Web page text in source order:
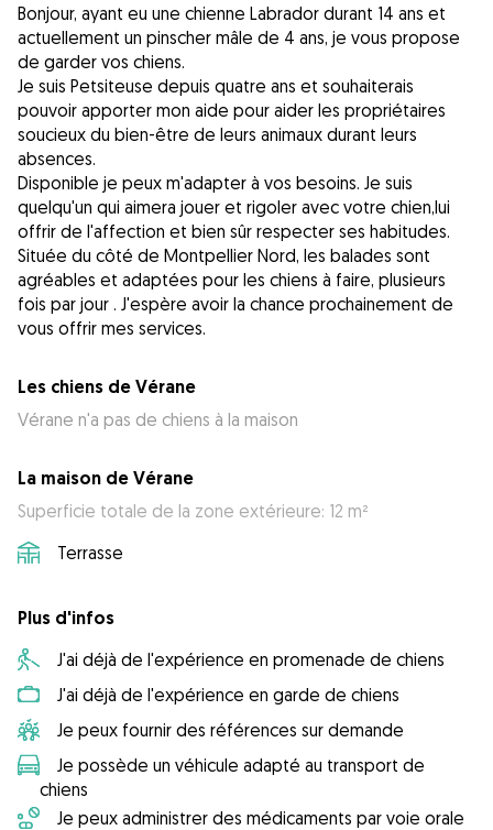
Bonjour, ayant eu une chienne Labrador durant 14 ans et
actuellement un pinscher mâle de 4 ans, je vous propose
de garder vos chiens.
Je suis Petsiteuse depuis quatre ans et souhaiterais
pouvoir apporter mon aide pour aider les propriétaires
soucieux du bien-être de leurs animaux durant leurs
absences.
Disponible je peux m'adapter à vos besoins. Je suis
quelqu'un qui aimera jouer et rigoler avec votre chien,lui
offrir de l'affection et bien sûr respecter ses habitudes.
Située du côté de Montpellier Nord, les balades sont
agréables et adaptées pour les chiens à faire, plusieurs
fois par jour . J'espère avoir la chance prochainement de
vous offrir mes services.
Les chiens de Vérane
Vérane n'a pas de chiens à la maison
La maison de Vérane
Superficie totale de la zone extérieure: 12 m²
Terrasse
Plus d'infos
J'ai déjà de l'expérience en promenade de chiens
J'ai déjà de l'expérience en garde de chiens
Je peux fournir des références sur demande
Je possède un véhicule adapté au transport de
chiens
Je peux administrer des médicaments par voie orale